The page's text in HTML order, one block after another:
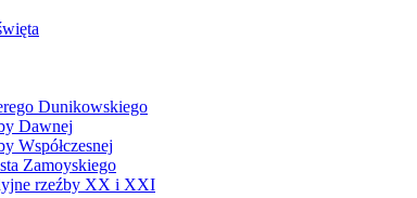
Dunikowskiego
Dawnej
Współczesnej
Zamoyskiego
rzeźby XX i XXI